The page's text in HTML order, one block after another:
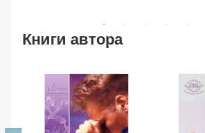
Книги автора